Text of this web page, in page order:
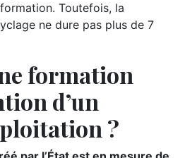
Toutefois, la
ne dure pas plus de 7
formation
d’un
?